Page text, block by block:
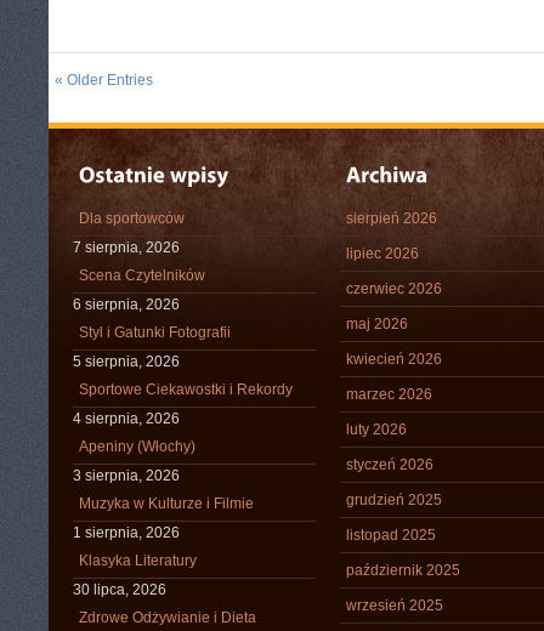
« Older Entries
Dla sportowców
7 sierpnia, 2026
Scena Czytelników
6 sierpnia, 2026
Styl i Gatunki Fotografii
5 sierpnia, 2026
Sportowe Ciekawostki i Rekordy
4 sierpnia, 2026
Apeniny (Włochy)
3 sierpnia, 2026
Muzyka w Kulturze i Filmie
1 sierpnia, 2026
Klasyka Literatury
30 lipca, 2026
Zdrowe Odżywianie i Dieta
sierpień 2026
lipiec 2026
czerwiec 2026
maj 2026
kwiecień 2026
marzec 2026
luty 2026
styczeń 2026
grudzień 2025
listopad 2025
październik 2025
wrzesień 2025